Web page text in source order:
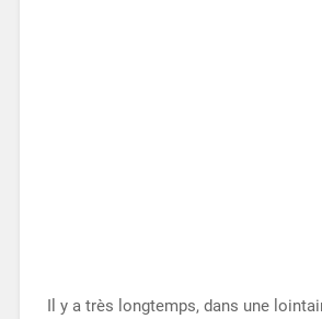
Il y a très longtemps, dans une